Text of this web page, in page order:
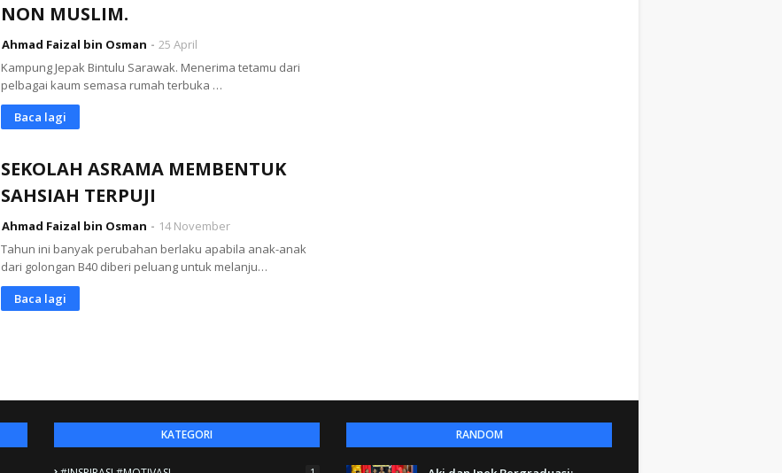
NON MUSLIM.
Ahmad Faizal bin Osman
25 April
Kampung Jepak Bintulu Sarawak. Menerima tetamu dari
pelbagai kaum semasa rumah terbuka …
Baca lagi
SEKOLAH ASRAMA MEMBENTUK
SAHSIAH TERPUJI
Ahmad Faizal bin Osman
14 November
Tahun ini banyak perubahan berlaku apabila anak-anak
dari golongan B40 diberi peluang untuk melanju…
Baca lagi
KATEGORI RANDOM